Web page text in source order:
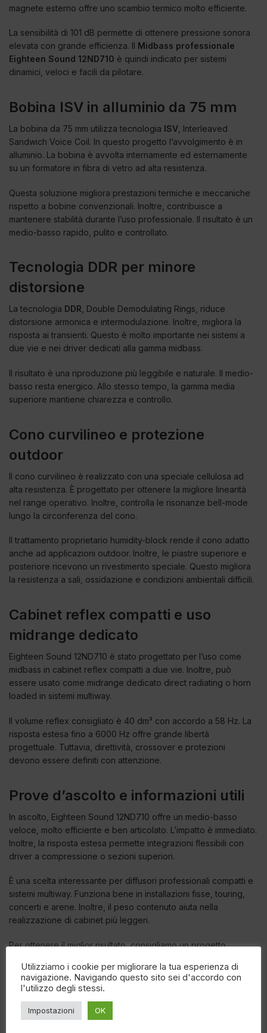
magnete esterno offre uno scambio termico molto efficiente.
La sensibilità di 101 dB permette di ottenere pressione sonora
elevata con grande efficienza. Il Midbass professionale
Eighteen Sound 12ND710 è quindi indicato per sistemi
dinamici, veloci e facili da pilotare.
Bobina ISV in alluminio da 75 mm
La bobina da 75 mm utilizza tecnologia ISV , Interleaved
Sandwich Voice Coil. In questo progetto l’avvolgimento è in
alluminio. La bobina è avvolta internamente ed esternamente
su un formatore in fibra di vetro ad alta resistenza.
Questa soluzione migliora prestazioni termiche e meccaniche
rispetto a bobine convenzionali. Inoltre, contribuisce a
mantenere stabilità durante l’uso professionale. Il risultato è un
medio-basso rapido, pulito e controllato.
Tecnologia DDR per minore
distorsione
La tecnologia DDR, Double Demodulating Rings, riduce
distorsione armonica e intermodulazione. Inoltre, migliora la
risposta ai transienti. Questo è molto importante nei sistemi a
due vie e nei driver dedicati alla gamma midbass.
Il risultato è una riproduzione più leggibile e naturale. Il medio-
basso resta energico. Allo stesso tempo, la gamma media
superiore mantiene chiarezza e controllo.
Cono curvilineo e protezione
outdoor
Il cono curvilineo è realizzato con una speciale cellulosa ad
alta resistenza. È progettato per ottenere la migliore linearità
nel range operativo. Inoltre, controlla le risonanze bell-mode
lungo la circonferenza del cono.
Il trattamento proprietario humidity-block rende il cono adatto
anche ad applicazioni outdoor. Inoltre, le piastre superiore e
posteriore ricevono un rivestimento speciale. Questo migliora
la resistenza a sali, ossidazione e condizioni ambientali difficili.
Cabinet reflex compatti e uso
midrange dedicato
Eighteen Sound 12ND710 è stato progettato per l’uso come
midbass in cabinet reflex compatti a due vie. Inoltre, può
essere usato come midrange dedicato direct radiating o horn
loaded in sistemi multiway.
Il volume reflex consigliato è 40 dm³ con accordo a 58 Hz. La
risposta estesa fino a 6000 Hz offre grande libertà
progettuale. Tuttavia, direttività, crossover e protezioni
devono essere definiti con attenzione.
Prove d’ascolto e informazioni utili
In ascolto, Eighteen Sound 12ND710 offre un medio-basso
veloce, molto efficiente e ben articolato. L’impatto è immediato.
Inoltre, la risposta estesa permette integrazioni flessibili con
driver a compressione o sezioni superiori.
È una scelta interessante per diffusori professionali compatti e
sistemi multiway. Funziona bene in installazioni fisse, touring,
concerti e arene. Inoltre, il peso contenuto aiuta nella
realizzazione di cabinet più leggeri.
Per ottenere il miglior risultato, consigliamo un progetto
crossover, amplificazione e DSP. Extrasound può assisterti
nella scelta della versione 8 o 16 ohm, nel progetto del box e
Utilizziamo i cookie per migliorare la tua esperienza di
navigazione. Navigando questo sito sei d'accordo con
l'utilizzo degli stessi.
Impostazioni OK